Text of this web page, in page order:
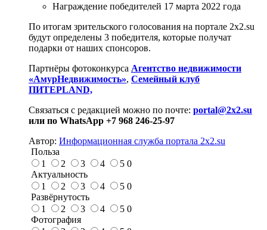
Награждение победителей 17 марта 2022 года
По итогам зрительского голосования на портале 2х2.su
будут определены 3 победителя, которые получат
подарки от наших спонсоров.
Партнёры фотоконкурса Агентство недвижимости
«АмурНедвижимость», Семейный клуб
ПИТЕРLAND,
Связаться с редакцией можно по почте: portal@2x2.su
или по WhatsApp +7 968 246-25-97
Автор: Информационная служба портала 2x2.su
Польза
1
2 3 4 5 0
Актуальность
1
2 3 4 5 0
Развёрнутость
1
2 3 4 5 0
Фотография